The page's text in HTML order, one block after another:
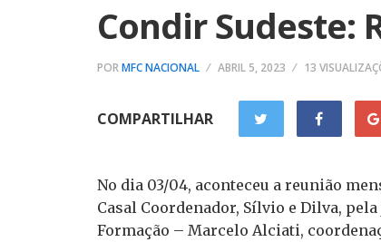
Condir Sudeste:
PORMFC NACIONAL ABRIL 5, 2023 13
COMPARTILHAR
No dia 03/04, aconteceu a reunião
Casal Coordenador, Sílvio e Dilva,
Formação – Marcelo Alciati,